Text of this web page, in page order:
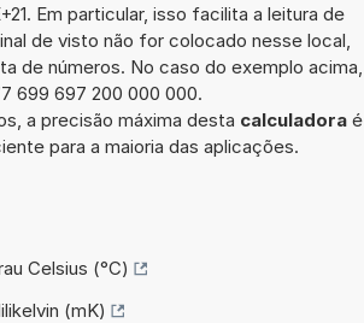
Em particular, isso facilita a leitura de
de visto não for colocado nesse local,
de números. No caso do exemplo acima,
699 697 200 000 000.
a precisão máxima desta calculadora é
para a maioria das aplicações.
Celsius (°C)
(mK)